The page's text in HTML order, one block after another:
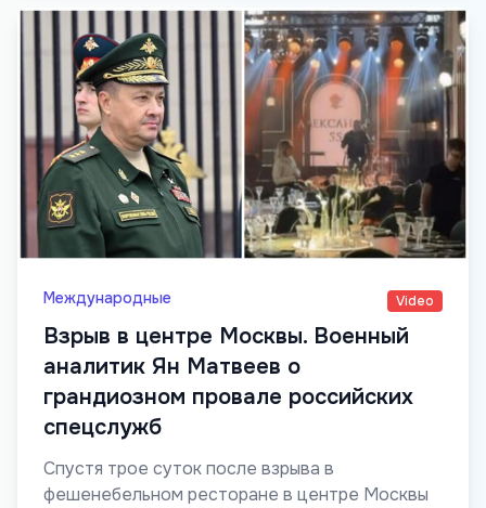
Международные Video
Взрыв в центре Москвы. Военный
аналитик Ян Матвеев о
грандиозном провале российских
спецслужб
Спустя трое суток после взрыва в
фешенебельном ресторане в центре Москвы